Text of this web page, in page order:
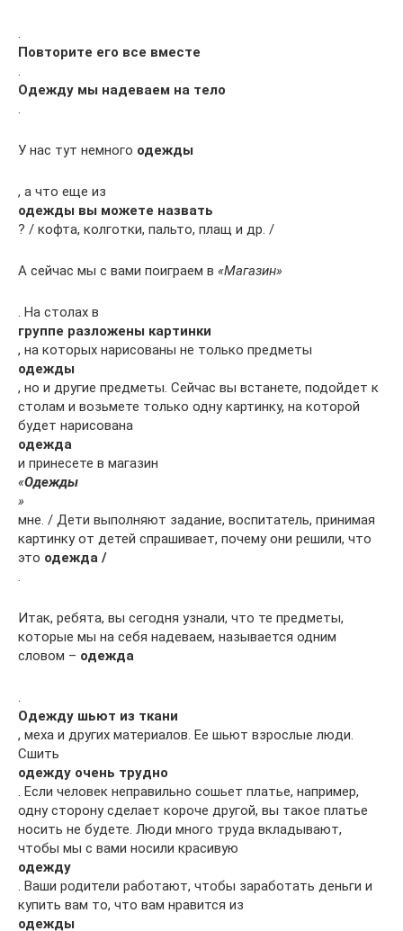
.
Повторите его все вместе
.
Одежду мы надеваем на тело
.
У нас тут немного одежды
, а что еще из
одежды вы можете назвать
? / кофта, колготки, пальто, плащ и др. /
А сейчас мы с вами поиграем в «Магазин»
. На столах в
группе разложены картинки
, на которых нарисованы не только предметы
одежды
, но и другие предметы. Сейчас вы встанете, подойдет к
столам и возьмете только одну картинку, на которой
будет нарисована
одежда
и принесете в магазин
«Одежды
»
мне. / Дети выполняют задание, воспитатель, принимая
картинку от детей спрашивает, почему они решили, что
это одежда /
.
Итак, ребята, вы сегодня узнали, что те предметы,
которые мы на себя надеваем, называется одним
словом – одежда
.
Одежду шьют из ткани
, меха и других материалов. Ее шьют взрослые люди.
Сшить
одежду очень трудно
. Если человек неправильно сошьет платье, например,
одну сторону сделает короче другой, вы такое платье
носить не будете. Люди много труда вкладывают,
чтобы мы с вами носили красивую
одежду
. Ваши родители работают, чтобы заработать деньги и
купить вам то, что вам нравится из
одежды